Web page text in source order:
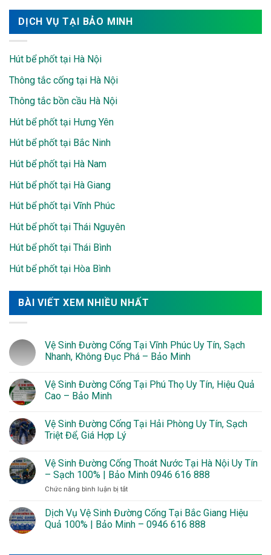
DỊCH VỤ TẠI BẢO MINH
Hút bể phốt tại Hà Nội
Thông tắc cống tại Hà Nội
Thông tắc bồn cầu Hà Nội
Hút bể phốt tại Hưng Yên
Hút bể phốt tại Bắc Ninh
Hút bể phốt tại Hà Nam
Hút bể phốt tại Hà Giang
Hút bể phốt tại Vĩnh Phúc
Hút bể phốt tại Thái Nguyên
Hút bể phốt tại Thái Bình
Hút bể phốt tại Hòa Bình
BÀI VIẾT XEM NHIỀU NHẤT
Vệ Sinh Đường Cống Tại Vĩnh Phúc Uy Tín, Sạch
Nhanh, Không Đục Phá – Bảo Minh
Vệ Sinh Đường Cống Tại Phú Thọ Uy Tín, Hiệu Quả
Cao – Bảo Minh
Vệ Sinh Đường Cống Tại Hải Phòng Uy Tín, Sạch
Triệt Để, Giá Hợp Lý
Vệ Sinh Đường Cống Thoát Nước Tại Hà Nội Uy Tín
– Sạch 100% | Bảo Minh 0946 616 888
Chức năng bình luận bị tắtở
Sinh
Đường
Cống
Dịch Vụ Vệ Sinh Đường Cống Tại Bắc Giang Hiệu
Quả 100% | Bảo Minh – 0946 616 888